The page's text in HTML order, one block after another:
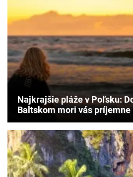
Najkrajšie pláže v Poľsku:
Baltskom mori vás